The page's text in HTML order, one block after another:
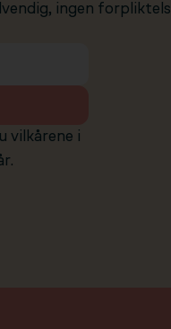
ingen
vilkårene i